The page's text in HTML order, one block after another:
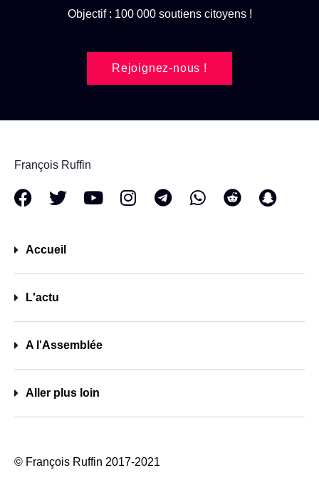
Objectif : 100 000 soutiens citoyens !
Rejoignez-nous !
François Ruffin
Accueil
L'actu
A l'Assemblée
Aller plus loin
© François Ruffin 2017-2021